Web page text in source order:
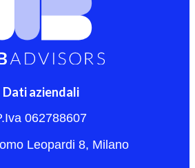
Dati aziendali
062788607
Leopardi 8, Milano